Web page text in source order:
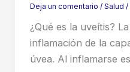
Deja un comentario / Salud /
¿Qué es la uveítis?
inflamación de la
úvea. Al inflamarse